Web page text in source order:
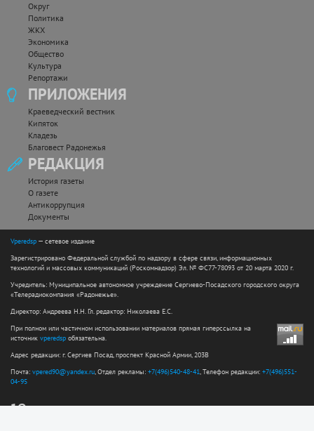
Округ
Политика
ЖКХ
Экономика
Общество
Культура
Репортажи
ПРИЛОЖЕНИЯ
Краеведческий вестник
Кипяток
Кладезь
Благовест Радонежья
РЕДАКЦИЯ
История газеты
О газете
Антикоррупция
Документы
Vperedsp — сетевое издание
Зарегистрировано Федеральной службой по надзору в сфере связи, информационных
технологий и массовых коммуникаций (Роскомнадзор) Эл. № ФС77-78093 от 20 марта 2020 г.
Учредитель: Муниципальное автономное учреждение Сергиево-Посадского городского округа
«Телерадиокомпания «Радонежье».
Директор: Андреева Н.Н. Гл. редактор: Николаева Е.С.
При полном или частичном использовании материалов прямая гиперссылка на
источник vperedsp обязательна.
Адрес редакции: г. Сергиев Посад, проспект Красной Армии, 203В
Почта: vpered90@yandex.ru, Отдел рекламы: +7(496)540-48-41, Телефон редакции: +7(496)551-
04-95
12+